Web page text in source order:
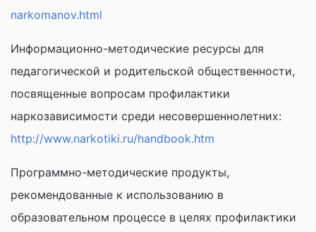
narkomanov.html
Информационно-методические ресурсы для
педагогической и родительской общественности,
посвященные вопросам профилактики
наркозависимости среди несовершеннолетних:
http://www.narkotiki.ru/handbook.htm
Программно-методические продукты,
рекомендованные к использованию в
образовательном процессе в целях профилактики